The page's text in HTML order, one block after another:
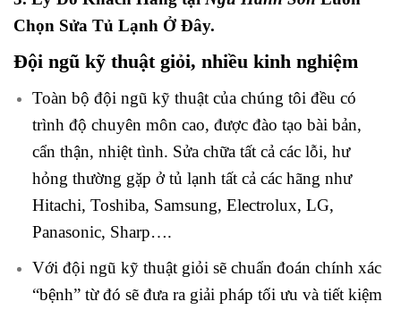
Chọn Sửa Tủ Lạnh Ở Đây.
Đội ngũ kỹ thuật giỏi, nhiều kinh nghiệm
Toàn bộ đội ngũ kỹ thuật của chúng tôi đều có
trình độ chuyên môn cao, được đào tạo bài bản,
cẩn thận, nhiệt tình. Sửa chữa tất cả các lỗi, hư
hỏng thường gặp ở tủ lạnh tất cả các hãng như
Hitachi, Toshiba, Samsung, Electrolux, LG,
Panasonic, Sharp….
Với đội ngũ kỹ thuật giỏi sẽ chuẩn đoán chính xác
“bệnh” từ đó sẽ đưa ra giải pháp tối ưu và tiết kiệm